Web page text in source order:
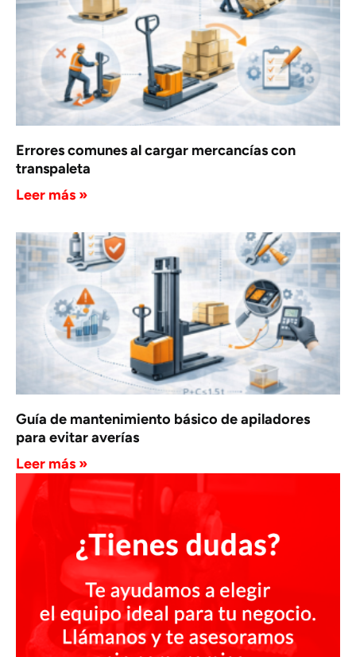
Errores comunes al cargar mercancías con
transpaleta
Leer más »
Guía de mantenimiento básico de apiladores
para evitar averías
Leer más »